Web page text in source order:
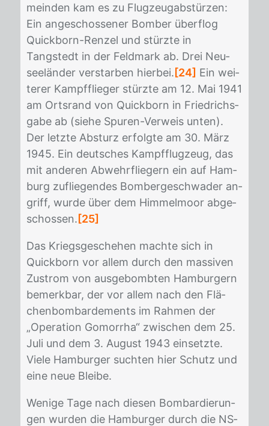
mein­den kam es zu Flug­zeug­ab­stür­zen:
Ein an­ge­schos­se­ner Bom­ber über­flog
Quick­born-Ren­zel und stürz­te in
Tangstedt in der Feld­mark ab. Drei Neu­
see­län­der ver­star­ben hier­bei. [24] Ein wei­
te­rer Kampf­flie­ger stürz­te am 12. Mai 1941
am Orts­rand von Quick­born in Fried­richs­
ga­be ab (sie­he Spu­ren-Ver­weis un­ten).
Der letz­te Ab­sturz er­folg­te am 30. März
1945. Ein deut­sches Kampf­flug­zeug, das
mit an­de­ren Ab­wehr­flie­gern ein auf Ham­
burg zu­flie­gen­des Bom­ber­ge­schwa­der an­
griff, wur­de über dem Him­mel­moor ab­ge­
schos­sen. [25]
Das Kriegs­ge­sche­hen mach­te sich in
Quick­born vor al­lem durch den mas­si­ven
Zu­strom von aus­ge­bomb­ten Ham­bur­gern
be­merk­bar, der vor al­lem nach den Flä­
chen­bom­bar­de­ments im Rah­men der
„Ope­ra­ti­on Go­mor­rha“ zwi­schen dem 25.
Juli und dem 3. Au­gust 1943 ein­setz­te.
Vie­le Ham­bur­ger such­ten hier Schutz und
eine neue Blei­be.
We­ni­ge Tage nach die­sen Bom­bar­die­run­
gen wur­den die Ham­bur­ger durch die NS­